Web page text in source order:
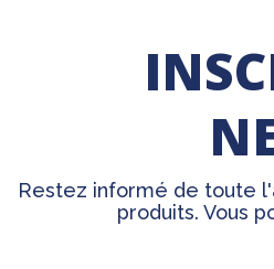
Restez informé de toute
produits. Vous